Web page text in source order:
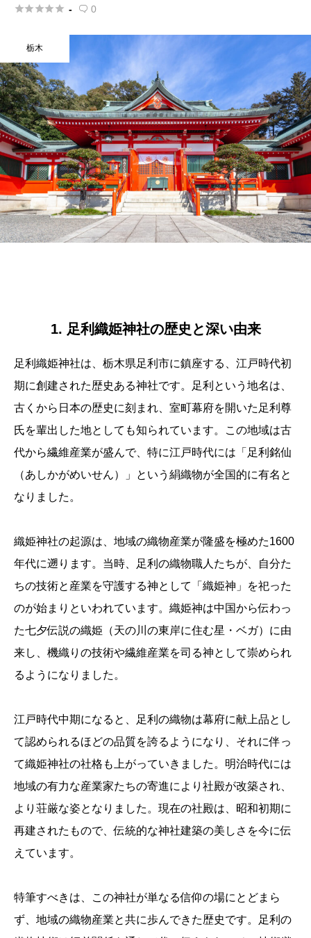
 -  0
栃木
1. 足利織姫神社の歴史と深い由来
足利織姫神社は、栃木県足利市に鎮座する、江戸時代初
期に創建された歴史ある神社です。足利という地名は、
古くから日本の歴史に刻まれ、室町幕府を開いた足利尊
氏を輩出した地としても知られています。この地域は古
代から繊維産業が盛んで、特に江戸時代には「足利銘仙
（あしかがめいせん）」という絹織物が全国的に有名と
なりました。
織姫神社の起源は、地域の織物産業が隆盛を極めた1600
年代に遡ります。当時、足利の織物職人たちが、自分た
ちの技術と産業を守護する神として「織姫神」を祀った
のが始まりといわれています。織姫神は中国から伝わっ
た七夕伝説の織姫（天の川の東岸に住む星・ベガ）に由
来し、機織りの技術や繊維産業を司る神として崇められ
るようになりました。
江戸時代中期になると、足利の織物は幕府に献上品とし
て認められるほどの品質を誇るようになり、それに伴っ
て織姫神社の社格も上がっていきました。明治時代には
地域の有力な産業家たちの寄進により社殿が改築され、
より荘厳な姿となりました。現在の社殿は、昭和初期に
再建されたもので、伝統的な神社建築の美しさを今に伝
えています。
特筆すべきは、この神社が単なる信仰の場にとどまら
ず、地域の織物産業と共に歩んできた歴史です。足利の